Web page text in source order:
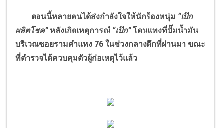
ตอนนี้หลายคนได้ส่งกำลังใจให้นักร้องหนุ่ม “เป๊ก
ผลิตโชค”หลังเกิดเหตุการณ์ “เป๊ก”โดนแทงที่ปั๊มน้ำมัน
บริเวณซอยรามคำแหง 76 ในช่วงกลางดึกที่ผ่านมา ขณะ
ที่ตำรวจได้ควบคุมตัวผู้ก่อเหตุไว้แล้ว